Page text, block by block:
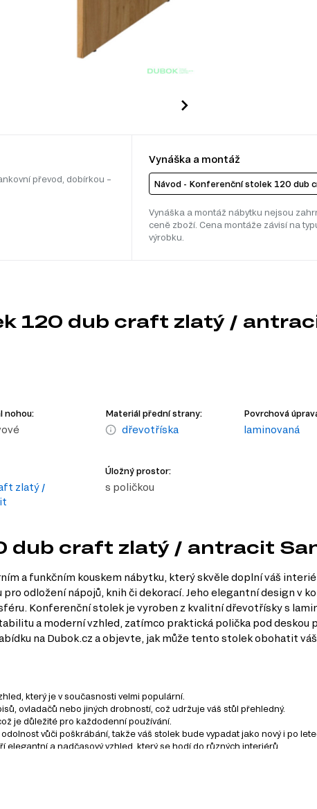
převod, dobírkou –
Vynáška a montáž
Návod - Konferenční stolek 120 dub
Vynáška a montáž nábytku nejsou
ceně zboží. Cena montáže závisí na
výrobku.
120 dub craft zlatý /
nohou: Materiál přední strany:
dřevotříska
Povrchová
laminovaná
zlatý /
Úložný prostor:
s poličkou
dub craft zlatý / antracit
a funkčním kouskem nábytku, který skvěle doplní váš
odložení nápojů, knih či dekorací. Jeho elegantní design v
Konferenční stolek je vyroben z kvalitní dřevotřísky s
a moderní vzhled, zatímco praktická polička pod
na Dubok.cz a objevte, jak může tento stolek obohatit
který je v současnosti velmi populární.
ovladačů nebo jiných drobností, což udržuje váš stůl přehledný.
je důležité pro každodenní používání.
vůči poškrábání, takže váš stolek bude vypadat jako nový i po
a nadčasový vzhled, který se hodí do různých interiérů.